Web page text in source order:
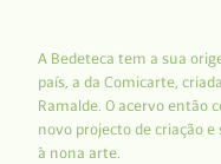
A Bedeteca tem a sua
país, a da Comicarte,
Ramalde. O acervo então
novo projecto de criação
à nona arte.